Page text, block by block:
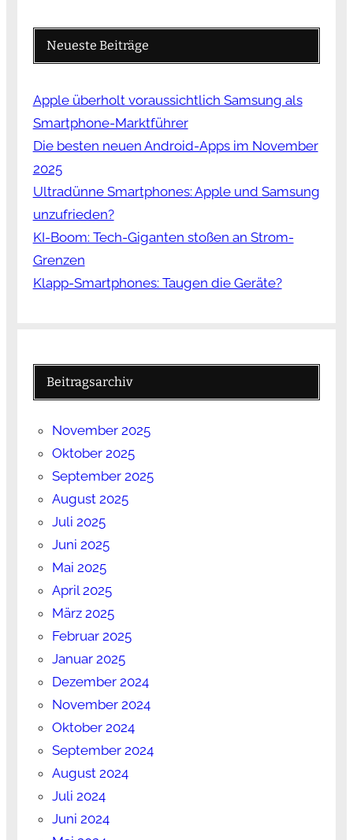
Neueste Beiträge
Apple überholt voraussichtlich Samsung als
Smartphone-Marktführer
Die besten neuen Android-Apps im November
2025
Ultradünne Smartphones: Apple und Samsung
unzufrieden?
KI-Boom: Tech-Giganten stoßen an Strom-
Grenzen
Klapp-Smartphones: Taugen die Geräte?
Beitragsarchiv
November 2025
Oktober 2025
September 2025
August 2025
Juli 2025
Juni 2025
Mai 2025
April 2025
März 2025
Februar 2025
Januar 2025
Dezember 2024
November 2024
Oktober 2024
September 2024
August 2024
Juli 2024
Juni 2024